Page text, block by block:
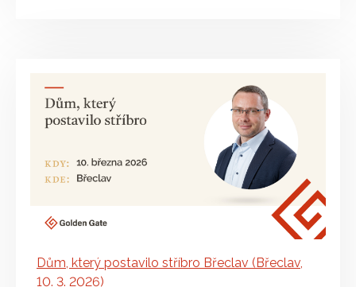
Dům, který postavilo stříbro Břeclav (Břeclav,
10. 3. 2026)